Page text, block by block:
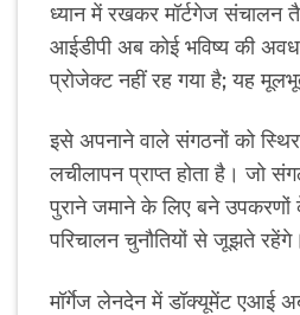
ध्यान में रखकर मॉर्टगेज संचालन
आईडीपी अब कोई भविष्य की
प्रोजेक्ट नहीं रह गया है; यह
इसे अपनाने वाले संगठनों को
लचीलापन प्राप्त होता है। जो
पुराने जमाने के लिए बने
परिचालन चुनौतियों से जूझते रहेंगे।
मॉर्गेज लेनदेन में डॉक्यूमेंट एआई